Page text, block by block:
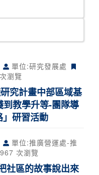
單位:研究發展處
瀏覽
究計畫中部區域基
教學升等-團隊導
研習活動
單位:推廣營運處-推
967 次瀏覽
社區的故事說出來